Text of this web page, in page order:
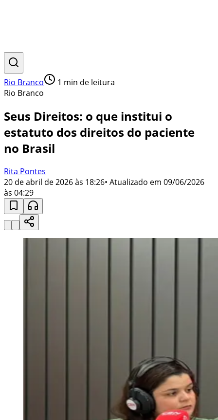
Rio Branco 1 min de leitura
Rio Branco
Seus Direitos: o que institui o
estatuto dos direitos do paciente
no Brasil
Rita Pontes
20 de abril de 2026 às 18:26• Atualizado em 09/06/2026
às 04:29